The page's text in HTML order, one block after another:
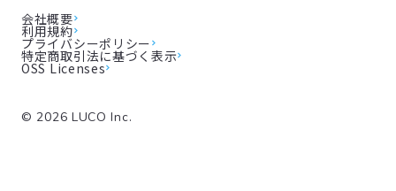
会社概要
利用規約
プライバシーポリシー
特定商取引法に基づく表示
OSS Licenses
© 2026 LUCO Inc.